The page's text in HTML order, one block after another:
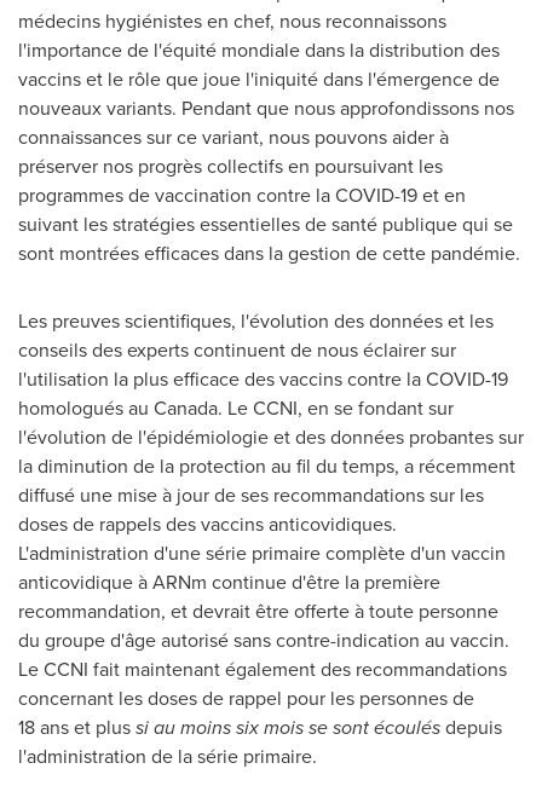
médecins hygiénistes en chef, nous reconnaissons
l'importance de l'équité mondiale dans la distribution des
vaccins et le rôle que joue l'iniquité dans l'émergence de
nouveaux variants. Pendant que nous approfondissons nos
connaissances sur ce variant, nous pouvons aider à
préserver nos progrès collectifs en poursuivant les
programmes de vaccination contre la COVID-19 et en
suivant les stratégies essentielles de santé publique qui se
sont montrées efficaces dans la gestion de cette pandémie.
Les preuves scientifiques, l'évolution des données et les
conseils des experts continuent de nous éclairer sur
l'utilisation la plus efficace des vaccins contre la COVID-19
homologués au Canada. Le CCNI, en se fondant sur
l'évolution de l'épidémiologie et des données probantes sur
la diminution de la protection au fil du temps, a récemment
diffusé une mise à jour de ses recommandations sur les
doses de rappels des vaccins anticovidiques.
L'administration d'une série primaire complète d'un vaccin
anticovidique à ARNm continue d'être la première
recommandation, et devrait être offerte à toute personne
du groupe d'âge autorisé sans contre-indication au vaccin.
Le CCNI fait maintenant également des recommandations
concernant les doses de rappel pour les personnes de
18 ans et plussi au moins six mois se sont écoulésdepuis
l'administration de la série primaire.